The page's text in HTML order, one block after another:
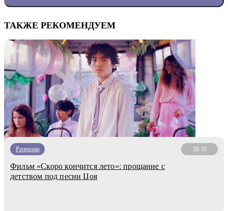
ТАКЖЕ РЕКОМЕНДУЕМ
Рецензии 26.10
Фильм «Скоро кончится лето»: прощание с
детством под песни Цоя